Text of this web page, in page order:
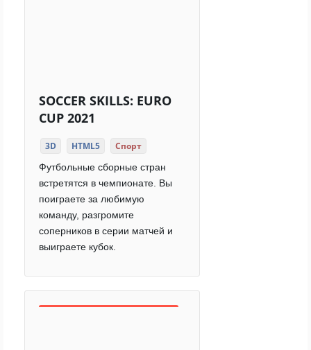
SOCCER SKILLS: EURO
CUP 2021
3D HTML5 Спорт
Футбольные сборные стран
встретятся в чемпионате. Вы
поиграете за любимую
команду, разгромите
соперников в серии матчей и
выиграете кубок.